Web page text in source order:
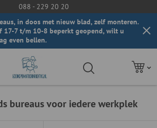
088 - 229 20 20
in doos met nieuw blad, zelf monteren.
17-7 t/m 10-8 beperkt geopend, wilt u
even bellen.
bureaus voor iedere werkplek